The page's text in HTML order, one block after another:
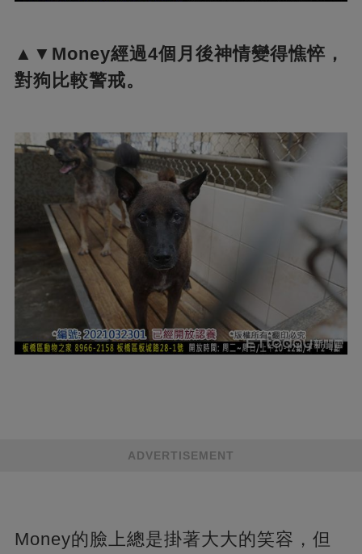
▲▼Money經過4個月後神情變得憔悴，
對狗比較警戒。
ADVERTISEMENT
Money的臉上總是掛著大大的笑容，但